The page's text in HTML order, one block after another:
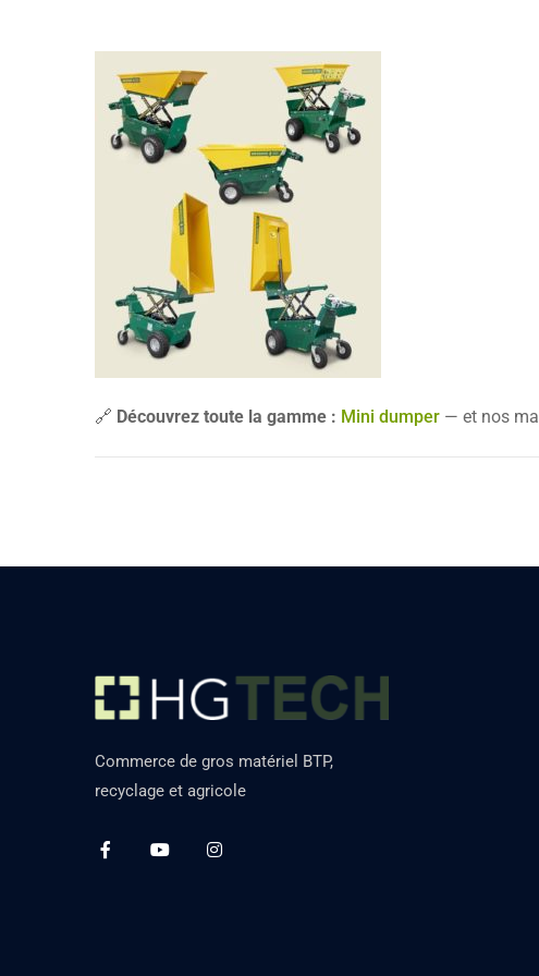
🔗 Découvrez toute la gamme : Mini dumper — et nos
Commerce de gros matériel BTP,
recyclage et agricole